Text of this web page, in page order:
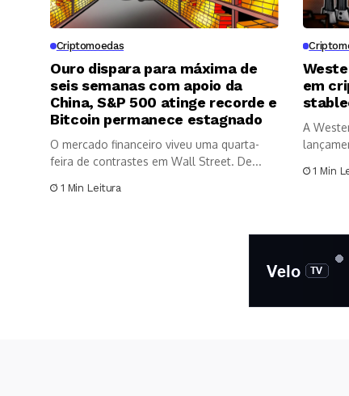
Criptomoedas
Ouro dispara para máxima de
seis semanas com apoio da
China, S&P 500 atinge recorde e
Bitcoin permanece estagnado
O mercado financeiro viveu uma quarta-
feira de contrastes em Wall Street. De...
1 Min Leitura
em
A
1 Min